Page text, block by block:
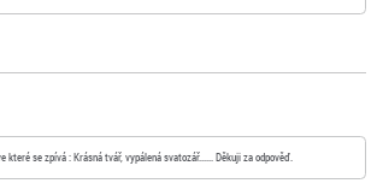
které se zpívá : Krásná tvář, vypálená svatozář...... Děkuji za odpověď.